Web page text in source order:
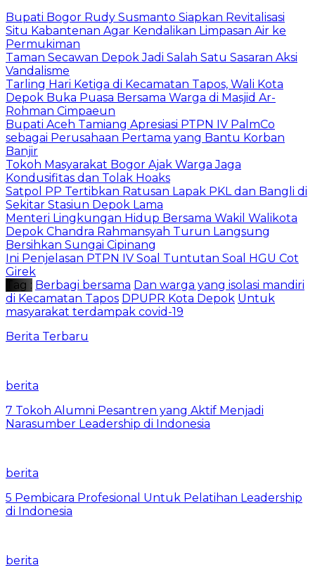
Bupati Bogor Rudy Susmanto Siapkan Revitalisasi
Situ Kabantenan Agar Kendalikan Limpasan Air ke
Permukiman
Taman Secawan Depok Jadi Salah Satu Sasaran Aksi
Vandalisme
Tarling Hari Ketiga di Kecamatan Tapos, Wali Kota
Depok Buka Puasa Bersama Warga di Masjid Ar-
Rohman Cimpaeun
Bupati Aceh Tamiang Apresiasi PTPN IV PalmCo
sebagai Perusahaan Pertama yang Bantu Korban
Banjir
Tokoh Masyarakat Bogor Ajak Warga Jaga
Kondusifitas dan Tolak Hoaks
Satpol PP Tertibkan Ratusan Lapak PKL dan Bangli di
Sekitar Stasiun Depok Lama
Menteri Lingkungan Hidup Bersama Wakil Walikota
Depok Chandra Rahmansyah Turun Langsung
Bersihkan Sungai Cipinang
Ini Penjelasan PTPN IV Soal Tuntutan Soal HGU Cot
Girek
Tag : Berbagi bersama Dan warga yang isolasi mandiri
di Kecamatan Tapos DPUPR Kota Depok Untuk
masyarakat terdampak covid-19
Berita Terbaru
berita
7 Tokoh Alumni Pesantren yang Aktif Menjadi
Narasumber Leadership di Indonesia
berita
5 Pembicara Profesional Untuk Pelatihan Leadership
di Indonesia
berita